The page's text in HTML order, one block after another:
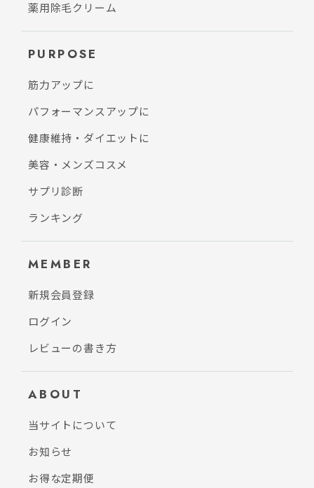
薬用除毛クリーム
PURPOSE
筋力アップに
パフォーマンスアップに
健康維持・ダイエットに
美容・メンズコスメ
サプリ診断
ランキング
MEMBER
新規会員登録
ログイン
レビューの書き方
ABOUT
当サイトについて
お知らせ
お得な定期便